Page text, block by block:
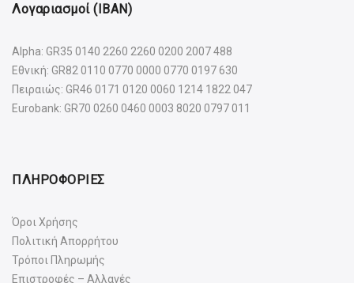
Λογαριασμοί (IBAN)
Alpha: GR35 0140 2260 2260 0200 2007 488
Εθνική: GR82 0110 0770 0000 0770 0197 630
Πειραιώς: GR46 0171 0120 0060 1214 1822 047
Eurobank: GR70 0260 0460 0003 8020 0797 011
ΠΛΗΡΟΦΟΡΙΕΣ
Όροι Χρήσης
Πολιτική Απορρήτου
Τρόποι Πληρωμής
Επιστροφές – Αλλαγές